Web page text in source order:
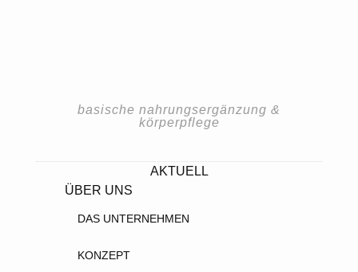
basische nahrungsergänzung &
körperpflege
AKTUELL
ÜBER UNS
DAS UNTERNEHMEN
KONZEPT